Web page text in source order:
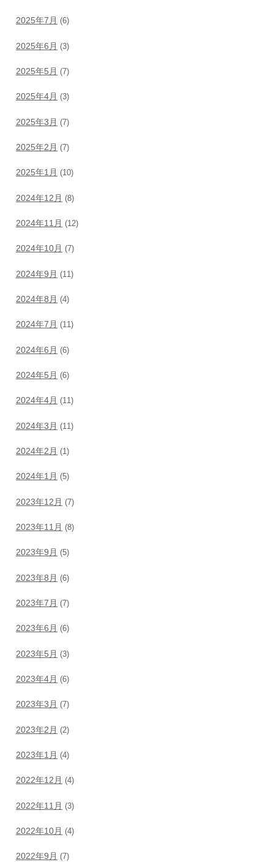
2025年7月 (6)
2025年6月 (3)
2025年5月 (7)
2025年4月 (3)
2025年3月 (7)
2025年2月 (7)
2025年1月 (10)
2024年12月 (8)
2024年11月 (12)
2024年10月 (7)
2024年9月 (11)
2024年8月 (4)
2024年7月 (11)
2024年6月 (6)
2024年5月 (6)
2024年4月 (11)
2024年3月 (11)
2024年2月 (1)
2024年1月 (5)
2023年12月 (7)
2023年11月 (8)
2023年9月 (5)
2023年8月 (6)
2023年7月 (7)
2023年6月 (6)
2023年5月 (3)
2023年4月 (6)
2023年3月 (7)
2023年2月 (2)
2023年1月 (4)
2022年12月 (4)
2022年11月 (3)
2022年10月 (4)
2022年9月 (7)